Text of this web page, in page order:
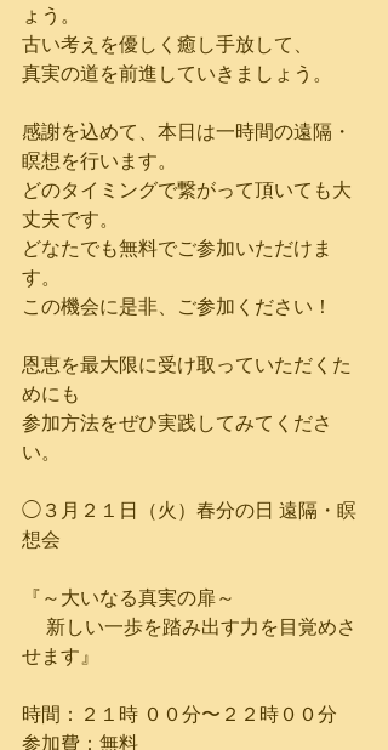
ょう。
古い考えを優しく癒し手放して、
真実の道を前進していきましょう。
感謝を込めて、本日は一時間の遠隔・
瞑想を行います。
どのタイミングで繋がって頂いても大
丈夫です。
どなたでも無料でご参加いただけま
す。
この機会に是非、ご参加ください！
恩恵を最大限に受け取っていただくた
めにも
参加方法をぜひ実践してみてくださ
い。
◯３月２１日（火）春分の日 遠隔・瞑
想会
『～大いなる真実の扉～
せます』
時間：２１時 ００分〜２２時００分
参加費：無料